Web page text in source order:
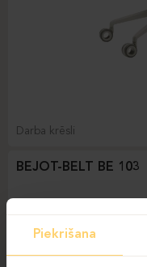
Darba krēsli
BEJOT-BELT BE 103
Piekrišana